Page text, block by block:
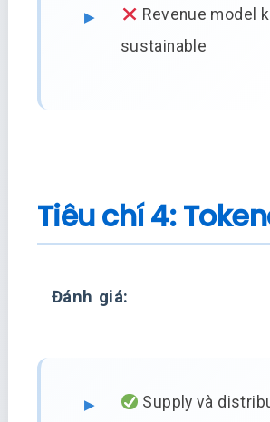
Revenue model
sustainable
Tiêu chí 4:
Đánh giá:
Supply và